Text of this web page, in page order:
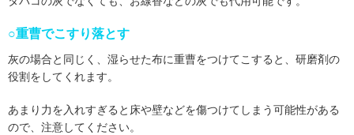
○重曹でこすり落とす
灰の場合と同じく、湿らせた布に重曹をつけてこすると、研磨剤の
役割をしてくれます。
あまり力を入れすぎると床や壁などを傷つけてしまう可能性がある
ので、注意してください。